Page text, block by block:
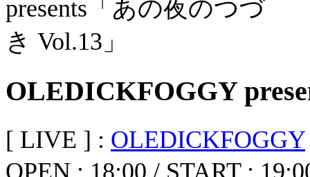
OLEDICKFOGGY
[ LIVE ] : OLEDICKFOGGY
OPEN : 18:00 / START :